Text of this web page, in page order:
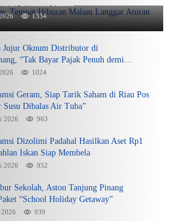
Disanksi Resmi
1334
Jujur Oknum Distributor di
“Tak Bayar Pajak Penuh demi
1024
Geram, Siap Tarik Saham di Riau Pos
Dibalas Air Tuba”
2026 963
Dizolimi Padahal Hasilkan Aset Rp1
Iskan Siap Membela
2026 952
Sekolah, Aston Tanjung Pinang
“School Holiday Getaway”
2026 939